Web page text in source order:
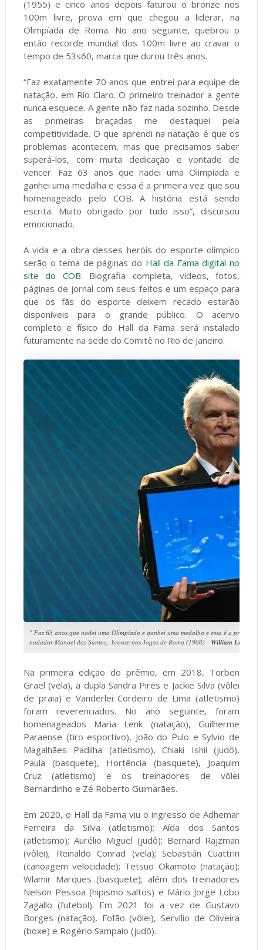
(1955) e cinco anos depois faturou o bronze nos
100m livre, prova em que chegou a liderar, na
Olimpíada de Roma. No ano seguinte, quebrou o
então recorde mundial dos 100m livre ao cravar o
tempo de 53s60, marca que durou três anos.
“Faz exatamente 70 anos que entrei para equipe de
natação, em Rio Claro. O primeiro treinador a gente
nunca esquece. A gente não faz nada sozinho. Desde
as primeiras braçadas me destaquei pela
competitividade. O que aprendi na natação é que os
problemas acontecem, mas que precisamos saber
superá-los, com muita dedicação e vontade de
vencer. Faz 63 anos que nadei uma Olimpíada e
ganhei uma medalha e essa é a primeira vez que sou
homenageado pelo COB. A história está sendo
escrita. Muito obrigado por tudo isso”, discursou
emocionado.
A vida e a obra desses heróis do esporte olímpico
serão o tema de páginas do Hall da Fama digital no
site do COB. Biografia completa, vídeos, fotos,
páginas de jornal com seus feitos e um espaço para
que os fãs do esporte deixem recado estarão
disponíveis para o grande público. O acervo
completo e físico do Hall da Fama será instalado
futuramente na sede do Comitê no Rio de Janeiro.
" Faz 63 anos que nadei uma Olimpíada e ganhei uma medalha e essa é a primeira
nadador Manoel dos Santos, bronze nos Jogos de Roma (1960) - William Lucas/
Na primeira edição do prêmio, em 2018, Torben
Grael (vela), a dupla Sandra Pires e Jackie Silva (vôlei
de praia) e Vanderlei Cordeiro de Lima (atletismo)
foram reverenciados. No ano seguinte, foram
homenageados Maria Lenk (natação), Guilherme
Paraense (tiro esportivo), João do Pulo e Sylvio de
Magalhães Padilha (atletismo), Chiaki Ishii (judô),
Paula (basquete), Hortência (basquete), Joaquim
Cruz (atletismo) e os treinadores de vôlei
Bernardinho e Zé Roberto Guimarães.
Em 2020, o Hall da Fama viu o ingresso de Adhemar
Ferreira da Silva (atletismo); Aída dos Santos
(atletismo); Aurélio Miguel (judô); Bernard Rajzman
(vôlei); Reinaldo Conrad (vela); Sebastián Cuattrin
(canoagem velocidade); Tetsuo Okamoto (natação);
Wlamir Marques (basquete); além dos treinadores
Nelson Pessoa (hipismo saltos) e Mário Jorge Lobo
Zagallo (futebol). Em 2021 foi a vez de Gustavo
Borges (natação), Fofão (vôlei), Servílio de Oliveira
(boxe) e Rogério Sampaio (judô).